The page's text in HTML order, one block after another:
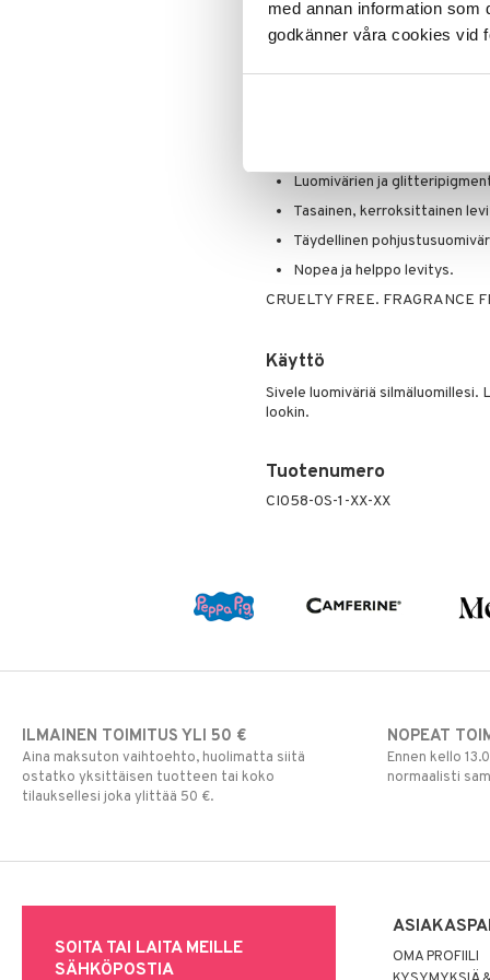
med annan information som
godkänner våra cookies vid
Tämän ison luomivärihuiskun
puriste, nestemäinen ja
Se ottaa kerrallaan paljon väriä,
levittämiseen. Saat lisättyä eri
on hellävarainen ihollesi.
Luomivärien ja
Tasainen, kerroksittainen
Täydellinen
Nopea ja helppo levitys.
CRUELTY FREE. FRAGRANCE
Käyttö
Sivele luomiväriä silmäluomillesi.
lookin.
Tuotenumero
CI058-0S-1-XX-XX
ILMAINEN TOIMITUS YLI 50 €
Aina maksuton vaihtoehto, huolimatta siitä
ostatko yksittäisen tuotteen tai koko
tilauksellesi joka ylittää 50 €.
NOPEAT
Ennen kello
normaalisti
SOITA TAI LAITA MEILLE
SÄHKÖPOSTIA
OMA PROFIILI